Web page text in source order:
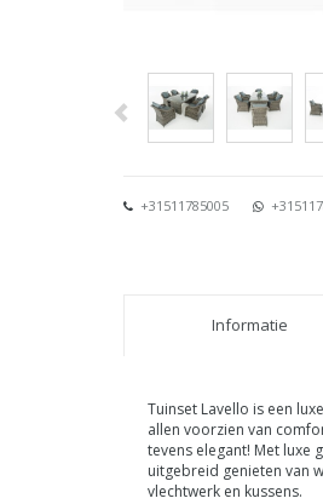
+31511785005
Informatie
Tuinset Lavello is een
allen voorzien van
tevens elegant! Met luxe
uitgebreid genieten van
vlechtwerk en kussens.